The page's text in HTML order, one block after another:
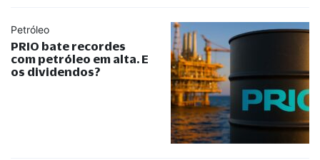
Petróleo
PRIO bate recordes
com petróleo em alta. E
os dividendos?